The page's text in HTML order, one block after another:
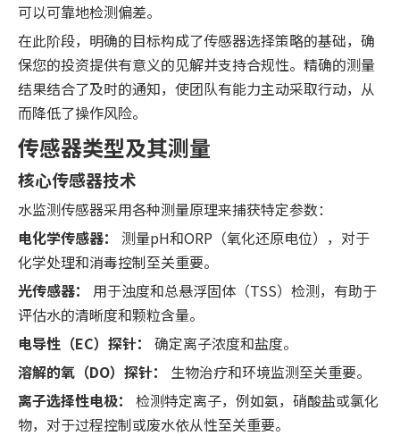
可以可靠地检测偏差。
在此阶段，明确的目标构成了传感器选择策略的基础，确
保您的投资提供有意义的见解并支持合规性。精确的测量
结果结合了及时的通知，使团队有能力主动采取行动，从
而降低了操作风险。
传感器类型及其测量
核心传感器技术
水监测传感器采用各种测量原理来捕获特定参数：
电化学传感器：
测量pH和ORP（氧化还原电位），对于
化学处理和消毒控制至关重要。
光传感器：
用于浊度和总悬浮固体（TSS）检测，有助于
评估水的清晰度和颗粒含量。
电导性（EC）探针：
确定离子浓度和盐度。
溶解的氧（DO）探针：
生物治疗和环境监测至关重要。
离子选择性电极：
检测特定离子，例如氨，硝酸盐或氯化
物，对于过程控制或废水依从性至关重要。